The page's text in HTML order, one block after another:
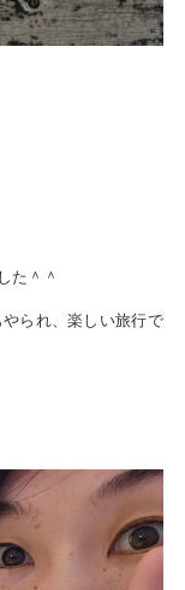
た＾＾
られ、楽しい旅行で